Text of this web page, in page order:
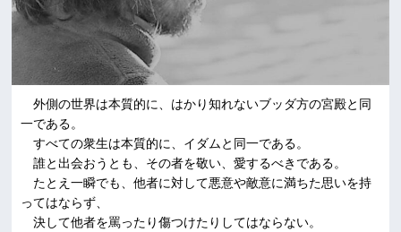
外側の世界は本質的に、はかり知れないブッダ方の宮殿と同
一である。
すべての衆生は本質的に、イダムと同一である。
誰と出会おうとも、その者を敬い、愛するべきである。
たとえ一瞬でも、他者に対して悪意や敵意に満ちた思いを持
ってはならず、
決して他者を罵ったり傷つけたりしてはならない。